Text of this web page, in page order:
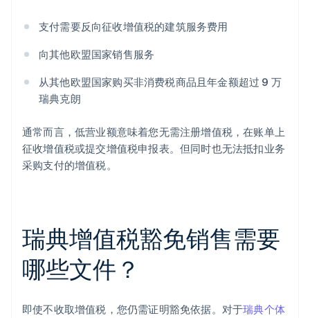
支付需要反向征收增值税的建筑服务费用
向其他欧盟国家销售服务
从其他欧盟国家购买非消费税商品且年金额超过 9 万
瑞典克朗
通常而言，低营业额意味着您无需注册增值税，在账单上
征收增值税或提交增值税申报表。但同时也无法抵扣业务
采购支付的增值税。
瑞典增值税豁免销售需要
哪些文件？
即使不收取增值税，您仍需证明豁免依据。对于瑞典个体